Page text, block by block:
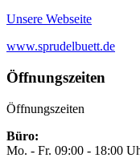
Unsere Webseite
www.sprudelbuett.de
Öffnungszeiten
Öffnungszeiten
Büro:
Mo. - Fr. 09:00 - 18:00